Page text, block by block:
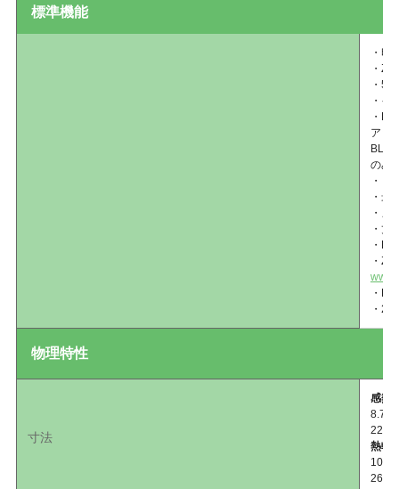
標準機能
・印
・
・5
・イ
・
アッ
BLE
のみ
・リ
・最
・メ
・丈
・
・
・
・2
物理特性
寸法
感熱
8.7イ
熱転
10.5